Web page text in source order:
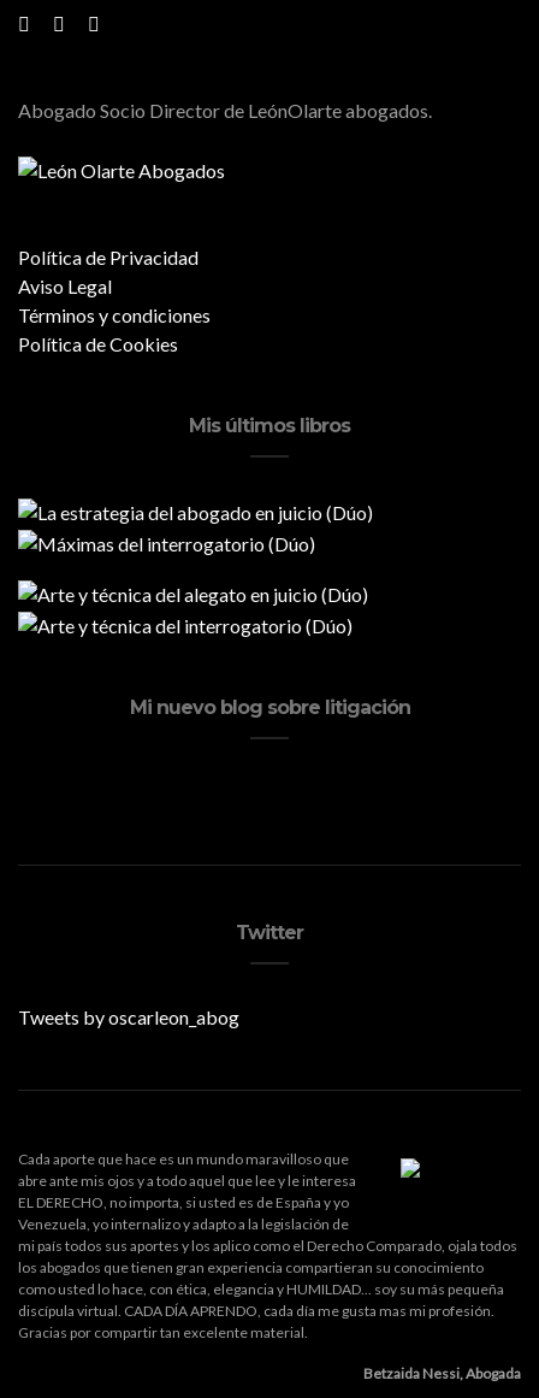
Abogado Socio Director de LeónOlarte abogados.
Política de Privacidad
Aviso Legal
Términos y condiciones
Política de Cookies
Mis últimos libros
Mi nuevo blog sobre litigación
Twitter
Tweets by oscarleon_abog
Cada aporte que hace es un mundo maravilloso que
abre ante mis ojos y a todo aquel que lee y le interesa
EL DERECHO, no importa, si usted es de España y yo
Venezuela, yo internalizo y adapto a la legislación de
mi país todos sus aportes y los aplico como el Derecho Comparado, ojala todos
los abogados que tienen gran experiencia compartieran su conocimiento
como usted lo hace, con ética, elegancia y HUMILDAD... soy su más pequeña
discípula virtual. CADA DÍA APRENDO, cada día me gusta mas mi profesión.
Gracias por compartir tan excelente material.
Betzaida Nessi, Abogada